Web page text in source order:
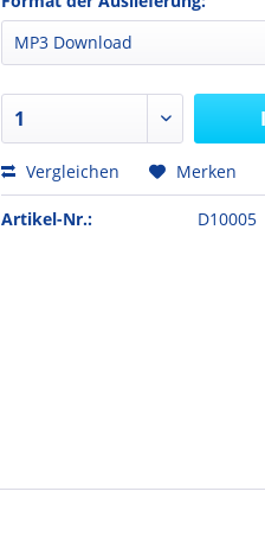
Vergleichen Merken
Artikel-Nr.: D10005